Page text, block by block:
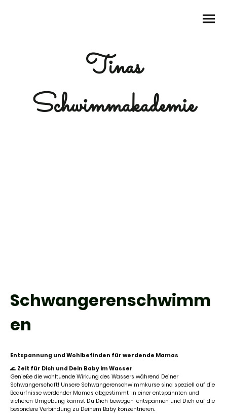
Tinas
Schwimmakademie
Schwangerenschwimm
en
Entspannung und Wohlbefinden für werdende Mamas
🌊 Zeit für Dich und Dein Baby im Wasser
Genieße die wohltuende Wirkung des Wassers während Deiner
Schwangerschaft! Unsere Schwangerenschwimmkurse sind speziell auf die
Bedürfnisse werdender Mamas abgestimmt. In einer entspannten und
sicheren Umgebung kannst Du Dich bewegen, entspannen und Dich auf die
besondere Verbindung zu Deinem Baby konzentrieren.